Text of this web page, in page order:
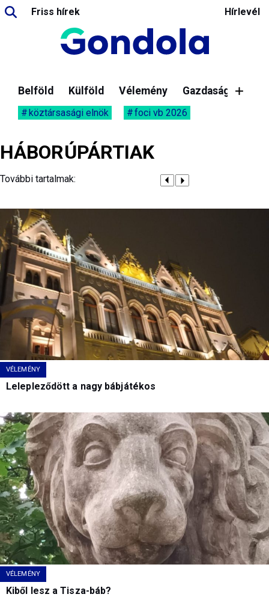
Friss hírek Hírlevél
Belföld Külföld Vélemény Gazdaság
köztársasági elnök foci vb 2026
HÁBORÚPÁRTIAK
További tartalmak:
VÉLEMÉNY
Lelepleződött a nagy bábjátékos
VÉLEMÉNY
Kiből lesz a Tisza-báb?